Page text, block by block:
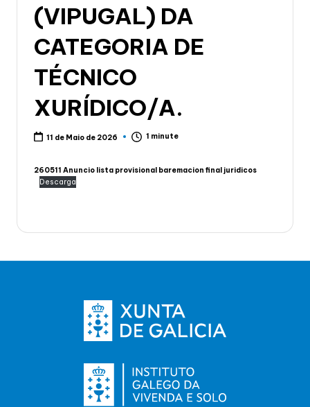
(VIPUGAL) DA
CATEGORIA DE
TÉCNICO
XURÍDICO/A.
11 de Maio de 2026 1 minute
260511 Anuncio lista provisional baremacion final juridicos
Descarga